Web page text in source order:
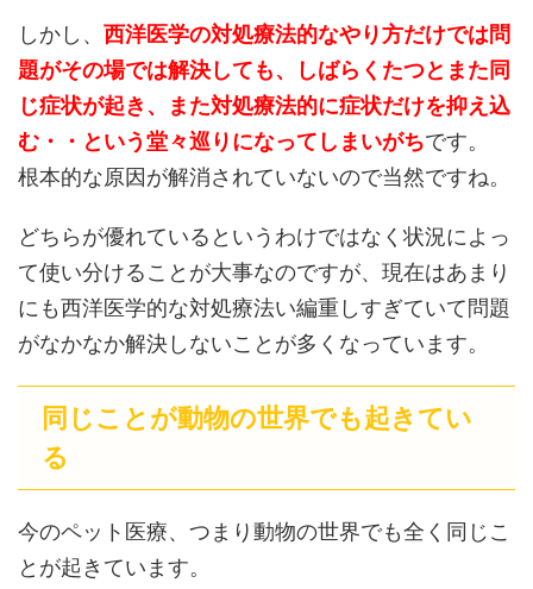
しかし、 西洋医学の対処療法的なやり方だけでは問
題がその場では解決しても、しばらくたつとまた同
じ症状が起き、また対処療法的に症状だけを抑え込
む・・という堂々巡りになってしまいがちです。
根本的な原因が解消されていないので当然ですね。
どちらが優れているというわけではなく状況によっ
て使い分けることが大事なのですが、現在はあまり
にも西洋医学的な対処療法い編重しすぎていて問題
がなかなか解決しないことが多くなっています。
同じことが動物の世界でも起きてい
る
今のペット医療、つまり動物の世界でも全く同じこ
とが起きています。